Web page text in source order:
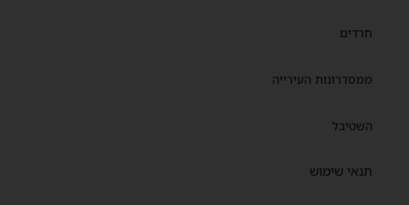
חרדים
ממסדרונות העירייה
השטיבל
תנאי שימוש